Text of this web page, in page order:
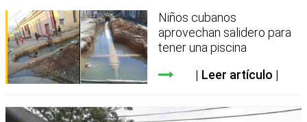
Niños cubanos
aprovechan salidero para
tener una piscina
Leer artículo